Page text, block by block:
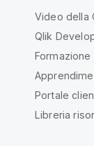
Video della
Qlik
Formazione
Portale
Libreria